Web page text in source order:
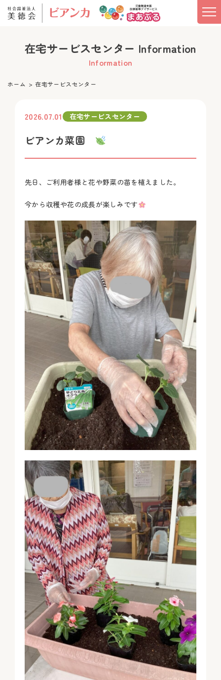
在宅サービスセンター Information
Information
ホーム 在宅サービスセンター
2026.07.01 在宅サービスセンター
ビアンカ菜園
先日、ご利用者様と花や野菜の苗を植えました。
今から収穫や花の成長が楽しみです